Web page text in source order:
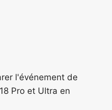
l'événement de
Pro et Ultra en